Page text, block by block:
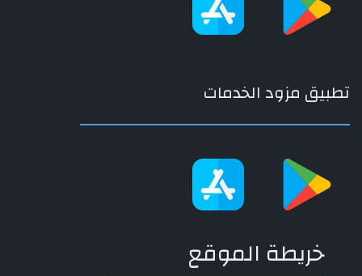
تطبيق مزود الخدمات
خريطة الموقع